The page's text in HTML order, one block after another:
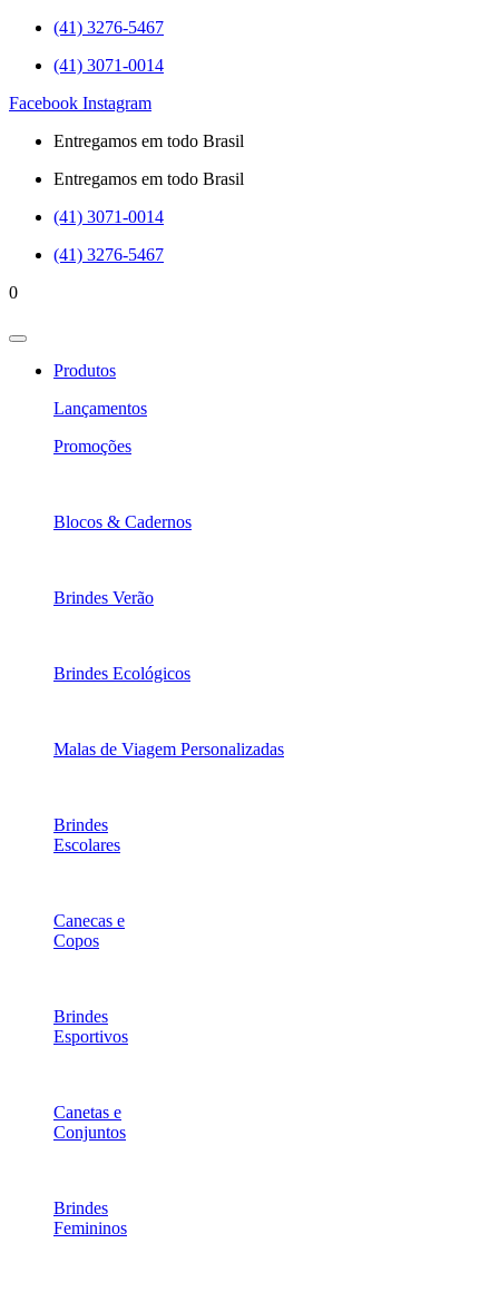
(41) 3276-5467
(41) 3071-0014
Facebook Instagram
Entregamos em todo Brasil
Entregamos em todo Brasil
(41) 3071-0014
(41) 3276-5467
0
Produtos
Lançamentos
Promoções
Blocos & Cadernos
Brindes Verão
Brindes Ecológicos
Malas de Viagem Personalizadas
Brindes
Escolares
Canecas e
Copos
Brindes
Esportivos
Canetas e
Conjuntos
Brindes
Femininos